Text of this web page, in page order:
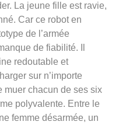
La jeune fille est ravie,
Car ce robot en
de l’armée
de fiabilité. Il
redoutable et
sur n’importe
muer chacun de ses six
polyvalente. Entre le
femme désarmée, un